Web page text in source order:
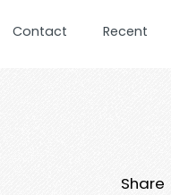
Contact Recent
Share